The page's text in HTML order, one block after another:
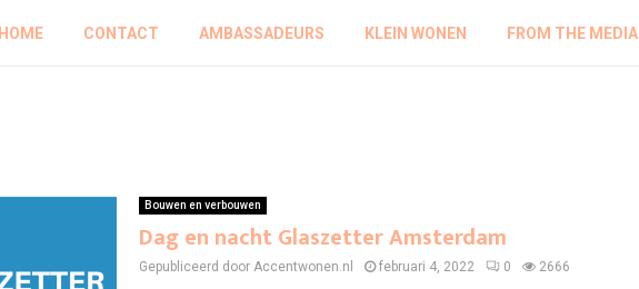
HOME CONTACT AMBASSADEURS KLEIN WONEN FROM THE MEDIA
Bouwen en verbouwen
Dag en nacht Glaszetter Amsterdam
Gepubliceerd door Accentwonen.nl februari 4, 2022 0 2666